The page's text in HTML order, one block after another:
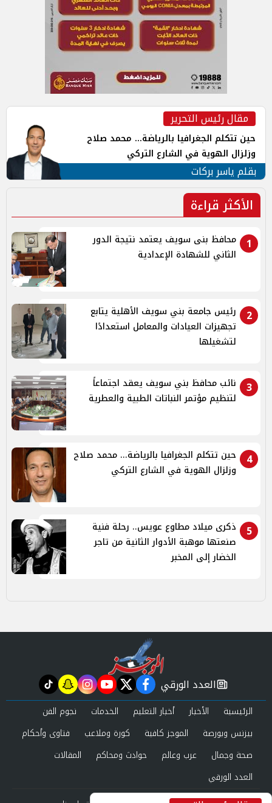
مقال رئيس التحرير
حين تتكلم الجغرافيا بالرياضة... محمد صلاح
وزلزال الهوية في الشارع التركي
بقلم ياسر بركات
الأكثر قراءة
1
محافظ بنى سويف يعتمد نتيجة الدور
الثاني للشهادة الإعدادية
2
رئيس جامعة بني سويف الأهلية يتابع
تجهيزات العيادات والمعامل استعدادًا
لتشغيلها
3
نائب محافظ بني سويف يعقد اجتماعاً
لتنظيم مؤتمر النباتات الطبية والعطرية
4
حين تتكلم الجغرافيا بالرياضة... محمد صلاح
وزلزال الهوية في الشارع التركي
5
ذكرى ميلاد مطاوع عويس.. رحلة فنية
صنعتها موهبة الأدوار الثانية من تاجر
الخضار إلى المخبر
newspaper
العدد الورقي facebook
twitter
youtube
instagram
snapchat
tiktok
الرئيسية الأخبار أخبار التعليم الخدمات
نجوم الفن
بيزنس وبورصة
الموجز كافية كورة وملاعب
فتاوى وأحكام
صحة وجمال
عرب وعالم حوادث ومحاكم
المقالات
العدد الورقي